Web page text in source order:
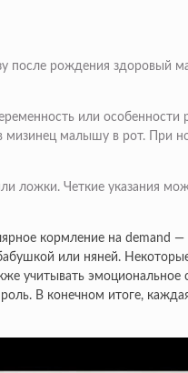
после рождения здоровый
или особенности
мизинец малышу в рот. При
ложки. Четкие указания
кормление на demand
или няней.
учитывать эмоциональное
В конечном итоге,